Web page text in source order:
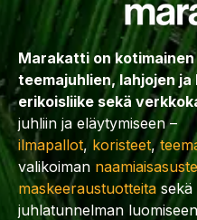
Marakatti on
teemajuhlien, lahjojen
erikoisliike sekä
juhliin ja eläytymiseen –
ilmapallot, koristeet,
valikoiman
maskeeraustuotteita
juhlatunnelman